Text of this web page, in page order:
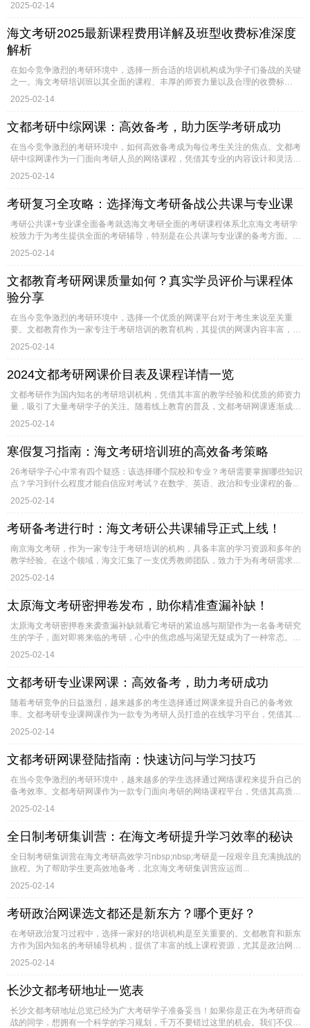
2025-02-14
海文考研2025最新课程费用详解及班型收费标准深度
解析
在如今竞争激烈的考研环境中，选择一所合适的培训机构成为学子们备战的关键
之一。海文考研培训班以其全面的课程、丰厚的师资力量以及合理的收费标
准，...
2025-02-14
文都考研中综网课：高效备考，助力医学考研成功
在当今竞争激烈的考研环境中，如何高效备考成为每位考生关注的焦点。文都考
研中综网课作为一门面向考研人员的网络课程，凭借其专业的内容设计和灵活
的...
2025-02-14
考研复习全攻略：选择海文考研备战公共课与专业课
考研公共课+专业课全面备考就选海文考研全面的考研课程体系北京海文考研学
校致力于为考生提供全面的考研辅导，特别是在公共课与专业课的备考方面。
目...
2025-02-14
文都教育考研网课质量如何？真实学员评价与课程体
验分享
在当今竞争激烈的考研环境中，选择一个优质的网课平台对于考生来说至关重
要。文都教育作为一家专注于考研培训的教育机构，其提供的网课内容丰富，质
量...
2025-02-14
2024文都考研网课价目表及课程详情一览
文都考研作为国内知名的考研培训机构，凭借其丰富的教学经验和优质的师资力
量，吸引了大量考研学子的关注。随着线上教育的普及，文都考研网课逐渐成
为...
2025-02-14
寒假复习指南：海文考研培训班的高效备考策略
26考研学子心中常有四个疑惑：该选择哪个院校和专业？考研需要掌握哪些知识
点？学习到什么程度才能自信应对考试？在数学、英语、政治和专业课程的备...
2025-02-14
考研备考进行时：海文考研公共课辅导正式上线！
南京海文考研，作为一家专注于考研培训的机构，具备丰富的学习资源和多年的
教学经验。在这个领域，海文汇集了一支优秀教师团队，致力于为有考研需求
的...
2025-02-14
太原海文考研密押卷发布，助你精准查漏补缺！
太原海文考研密押卷来袭查漏补缺就看它考研的紧迫感与期望作为一名备考研究
生的学子，面对即将来临的考研，心中的焦虑感与渴望无疑成为了一种常态。
在...
2025-02-14
文都考研专业课网课：高效备考，助力考研成功
随着考研竞争的日益激烈，越来越多的考生选择通过网课来提升自己的备考效
率。文都考研专业课网课作为一款专为考研人员打造的在线学习平台，凭借其全
面...
2025-02-14
文都考研网课登陆指南：快速访问与学习技巧
在当今竞争激烈的考研环境中，越来越多的学生选择通过网络课程来提升自己的
备考效率。文都考研网课作为一款专门面向考研的网络课程平台，凭借其高质
量...
2025-02-14
全日制考研集训营：在海文考研提升学习效率的秘诀
全日制考研集训营在海文考研高效学习nbsp;nbsp;考研是一段艰辛且充满挑战的
旅程。为了帮助学生更高效地备考，北京海文考研集训营应运而...
2025-02-14
考研政治网课选文都还是新东方？哪个更好？
在考研政治复习过程中，选择一家好的培训机构是至关重要的。文都教育和新东
方作为国内知名的考研辅导机构，提供了丰富的线上课程资源，尤其是政治网
课...
2025-02-14
长沙文都考研地址一览表
长沙文都考研地址总览已经为广大考研学子准备妥当！如果你是正在为考研而奋
战的同学，想拥有一个科学的学习规划，千万不要错过这里的机会。我们不仅